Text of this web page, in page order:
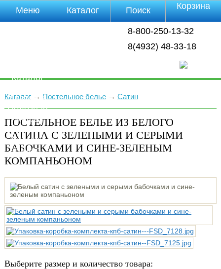
8-800-250-13-32
8(4932) 48-33-18
Каталог→ Постельное белье→ Сатин
ПОСТЕЛЬНОЕ БЕЛЬЕ ИЗ БЕЛОГО
САТИНА С ЗЕЛЕНЫМИ И СЕРЫМИ
БАБОЧКАМИ И СИНЕ-ЗЕЛЕНЫМ
КОМПАНЬОНОМ
Выберите размер и количество товара:
Меню
Каталог
Доставка
Полезная
инфа
Магазины
Отзывы
Видео
Каталог Поиск Корзина